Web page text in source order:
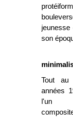
jeunesse
son
Tout au
années
l'un